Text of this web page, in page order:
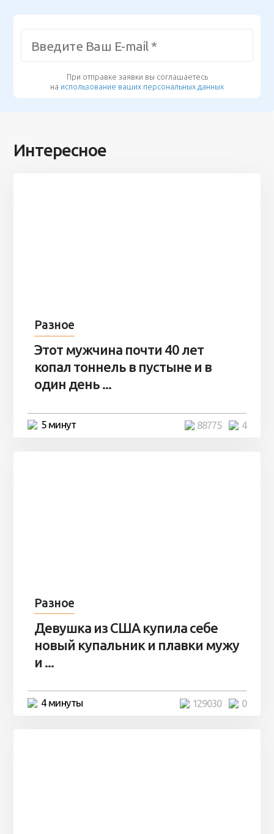
При отправке заявки вы соглашаетесь
на использование ваших персональных данных
Интересное
Разное
Этот мужчина почти 40 лет
копал тоннель в пустыне и в
один день ...
5 минут 4
88775
Разное
Девушка из США купила себе
новый купальник и плавки мужу
и ...
4 минуты 0
129030